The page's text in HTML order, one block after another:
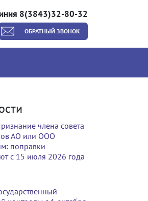
8(3843)32-80-32
ОБРАТНЫЙ ЗВОНОК
члена совета
АО или ООО
поправки
с 15 июля 2026 года